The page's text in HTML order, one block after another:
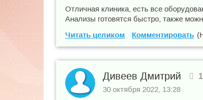
Отличная клиника, есть все
Анализы готовятся быстро, также
Читать целиком
Комментировать
Дивеев Дмитрий
1
30 октября 2022, 13:28